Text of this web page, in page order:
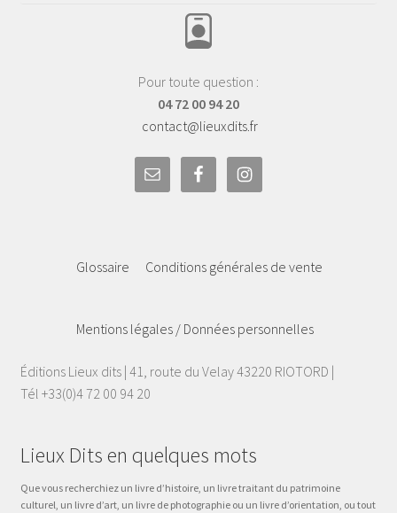
Pour toute question :
04 72 00 94 20
contact@lieuxdits.fr
Glossaire Conditions générales de vente
Mentions légales / Données personnelles
Éditions Lieux dits | 41, route du Velay 43220 RIOTORD |
Tél +33(0)4 72 00 94 20
Lieux Dits en quelques mots
Que vous recherchiez un livre d’histoire, un livre traitant du patrimoine
culturel, un livre d’art, un livre de photographie ou un livre d’orientation, ou tout